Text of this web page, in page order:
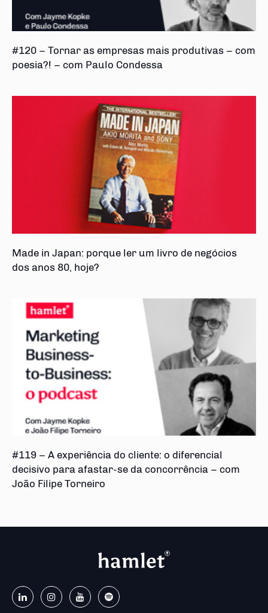
#120 – Tornar as empresas mais produtivas – com
poesia?! – com Paulo Condessa
Made in Japan: porque ler um livro de negócios
dos anos 80, hoje?
#119 – A experiência do cliente: o diferencial
decisivo para afastar-se da concorrência – com
João Filipe Torneiro